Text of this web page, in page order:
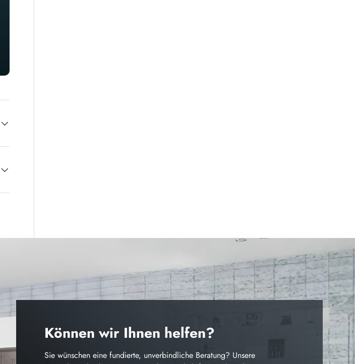
Können wir Ihnen helfen?
Sie wünschen eine fundierte, unverbindliche Beratung? Unsere